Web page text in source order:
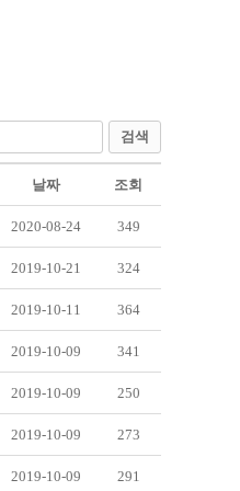
검색
날짜 조회
2020-08-24 349
2019-10-21 324
2019-10-11 364
2019-10-09 341
2019-10-09 250
2019-10-09 273
2019-10-09 291